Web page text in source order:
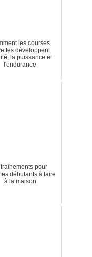
les courses
développent
la puissance et
l'endurance
pour
débutants à faire
à la maison